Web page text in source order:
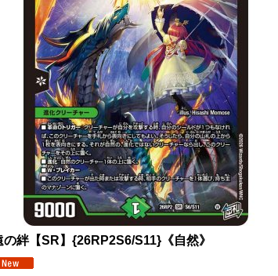
の絆【SR】{26RP2S6/S11}《自然》